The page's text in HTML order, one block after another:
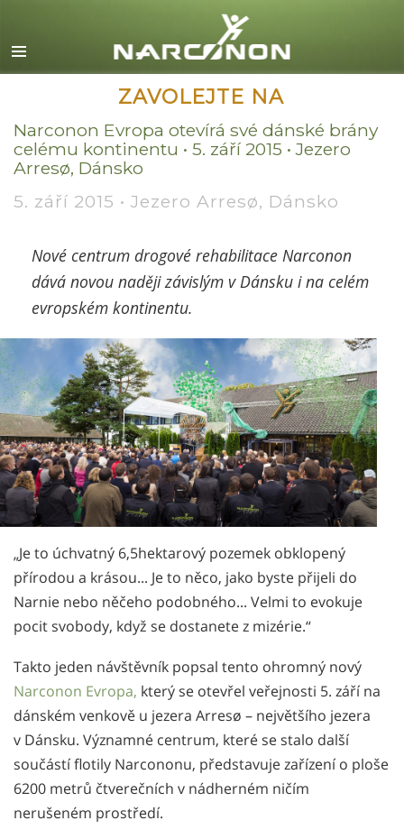
English
Dansk
Deutsch
Ελληνικά (Greek)
Español
Magyar
Italiano
Macedonian
Nederlands
Norsk
Portuguès
Русский (Russian)
Svenska
繁體中文 (Chinese)
Arabic
Nepali
Čeština
Turkish
Všechny oblasti/Jazyky
ZAVOLEJTE NA
Narconon Evropa otevírá své dánské brány
celému kontinentu • 5. září 2015 • Jezero
Arresø, Dánsko
5. září 2015 • Jezero Arresø, Dánsko
Nové centrum drogové rehabilitace Narconon
dává novou naději závislým v Dánsku i na celém
evropském kontinentu.
„Je to úchvatný 6,5hektarový pozemek obklopený
přírodou a krásou... Je to něco, jako byste přijeli do
Narnie nebo něčeho podobného... Velmi to evokuje
pocit svobody, když se dostanete z mizérie.“
Takto jeden návštěvník popsal tento ohromný nový
Narconon Evropa, který se otevřel veřejnosti 5. září na
dánském venkově u jezera Arresø – největšího jezera
v Dánsku. Významné centrum, které se stalo další
součástí flotily Narcononu, představuje zařízení o ploše
6200 metrů čtverečních v nádherném ničím
nerušeném prostředí.